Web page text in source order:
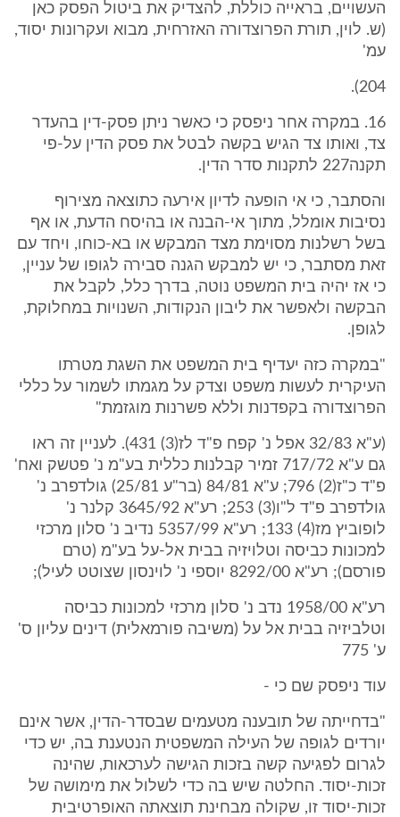
העשויים, בראייה כוללת, להצדיק את ביטול הפסק כאן
(ש. לוין, תורת הפרוצדורה האזרחית, מבוא ועקרונות יסוד,
עמ'
204).
16. במקרה אחר ניפסק כי כאשר ניתן פסק-דין בהעדר
צד, ואותו צד הגיש בקשה לבטל את פסק הדין על-פי
תקנה227 לתקנות סדר הדין.
והסתבר, כי אי הופעה לדיון אירעה כתוצאה מצירוף
נסיבות אומלל, מתוך אי-הבנה או בהיסח הדעת, או אף
בשל רשלנות מסוימת מצד המבקש או בא-כוחו, ויחד עם
זאת מסתבר, כי יש למבקש הגנה סבירה לגופו של עניין,
כי אז יהיה בית המשפט נוטה, בדרך כלל, לקבל את
הבקשה ולאפשר את ליבון הנקודות, השנויות במחלוקת,
לגופן.
"במקרה כזה יעדיף בית המשפט את השגת מטרתו
העיקרית לעשות משפט וצדק על מגמתו לשמור על כללי
הפרוצדורה בקפדנות וללא פשרנות מוגזמת"
(ע"א 32/83 אפל נ' קפח פ"ד לז(3) 431). לעניין זה ראו
גם ע"א 717/72 זמיר קבלנות כללית בע"מ נ' פטשק ואח'
פ"ד כ"ז(2) 796; ע"א 84/81 (בר"ע 25/81) גולדפרב נ'
גולדפרב פ"ד ל"ו(3) 253; רע"א 3645/92 קלנר נ'
לופוביץ מז(4) 133; רע"א 5357/99 נדיב נ' סלון מרכזי
למכונות כביסה וטלויזיה בבית אל-על בע"מ (טרם
פורסם); רע"א 8292/00 יוספי נ' לוינסון שצוטט לעיל);
רע"א 1958/00 נדב נ' סלון מרכזי למכונות כביסה
וטלביזיה בבית אל על (משיבה פורמאלית) דינים עליון ס'
ע' 775
עוד ניפסק שם כי -
"בדחייתה של תובענה מטעמים שבסדר-הדין, אשר אינם
יורדים לגופה של העילה המשפטית הנטענת בה, יש כדי
לגרום לפגיעה קשה בזכות הגישה לערכאות, שהינה
זכות-יסוד. החלטה שיש בה כדי לשלול את מימושה של
זכות-יסוד זו, שקולה מבחינת תוצאתה האופרטיבית